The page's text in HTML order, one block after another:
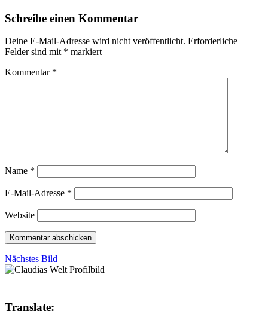
Schreibe einen Kommentar
Deine E-Mail-Adresse wird nicht veröffentlicht. Erforderliche
Felder sind mit * markiert
Kommentar *
Name *
E-Mail-Adresse *
Website
Nächstes Bild
Translate: